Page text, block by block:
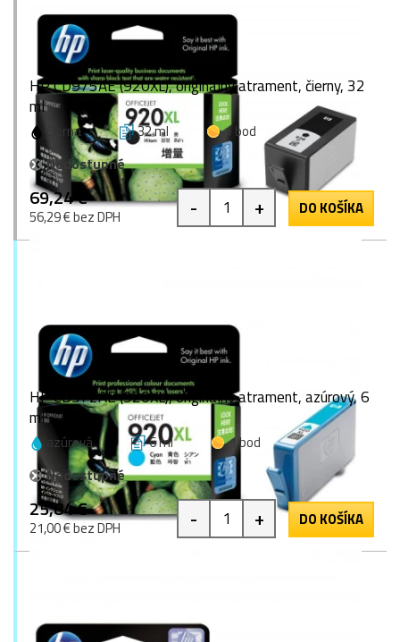
HP CD975AE (920XL), originálny atrament, čierny, 32
ml
čierna 32 ml
1 bod
Nedostupné
69,24 €
56,29 € bez DPH - + DO KOŠÍKA
HP CD972AE (920XL), originálny atrament, azúrový, 6
ml
azúrová 6 ml
1 bod
Nedostupné
25,84 €
21,00 € bez DPH - + DO KOŠÍKA